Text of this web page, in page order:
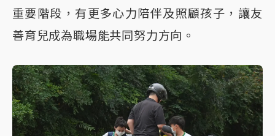
重要階段，有更多心力陪伴及照顧孩子，讓友
善育兒成為職場能共同努力方向。